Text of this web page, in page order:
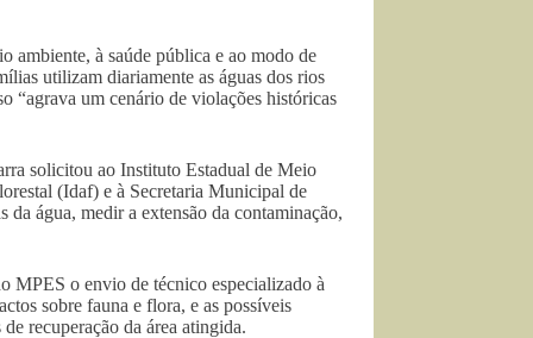
ambiente, à saúde pública e ao modo de
utilizam diariamente as águas dos rios
“agrava um cenário de violações históricas
solicitou ao Instituto Estadual de Meio
(Idaf) e à Secretaria Municipal de
água, medir a extensão da contaminação,
MPES o envio de técnico especializado à
sobre fauna e flora, e as possíveis
recuperação da área atingida.